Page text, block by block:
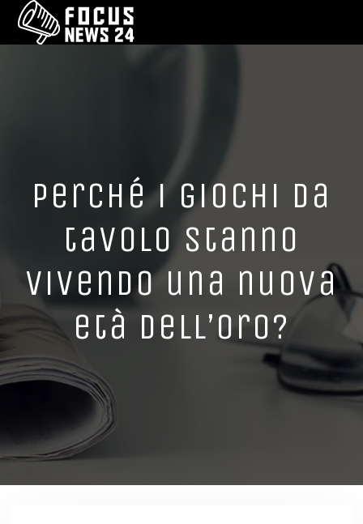
Perché i giochi da
tavolo stanno
vivendo una nuova
età dell’oro?